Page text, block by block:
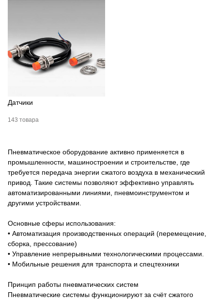
Датчики
143 товара
Пневматическое оборудование активно применяется в
промышленности, машиностроении и строительстве, где
требуется передача энергии сжатого воздуха в механический
привод. Такие системы позволяют эффективно управлять
автоматизированными линиями, пневмоинструментом и
другими устройствами.
Основные сферы использования:
• Автоматизация производственных операций (перемещение,
сборка, прессование)
• Управление непрерывными технологическими процессами.
• Мобильные решения для транспорта и спецтехники
Принцип работы пневматических систем
Пневматические системы функционируют за счёт сжатого